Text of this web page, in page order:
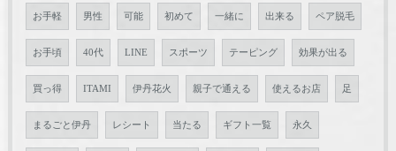
お手軽 男性 可能 初めて 一緒に 出来る ペア脱毛
お手頃 40代 LINE スポーツ テーピング 効果が出る
買っ得 ITAMI 伊丹花火 親子で通える 使えるお店 足
まるごと伊丹 レシート 当たる ギフト一覧 永久